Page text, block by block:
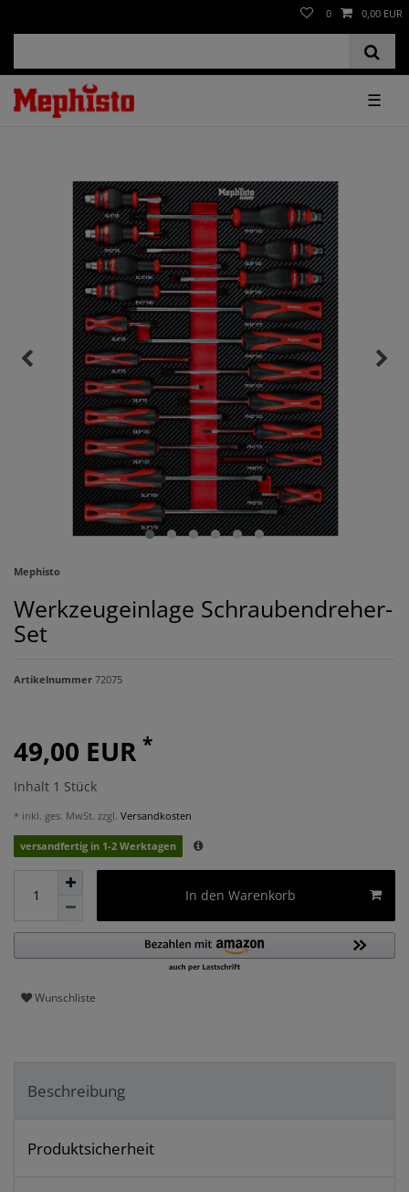
0 0,00 EUR
☰
Mephisto
Werkzeugeinlage Schraubendreher-
Set
Artikelnummer 72075
49,00 EUR *
Inhalt 1 Stück
* inkl. ges. MwSt. zzgl. Versandkosten
versandfertig in 1-2 Werktagen
In den Warenkorb
Wunschliste
Beschreibung
Produktsicherheit